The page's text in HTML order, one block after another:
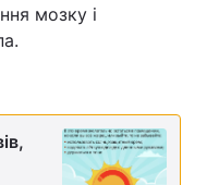
мозку і